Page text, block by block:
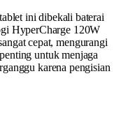
ini dibekali baterai
HyperCharge 120W
cepat, mengurangi
untuk menjaga
karena pengisian